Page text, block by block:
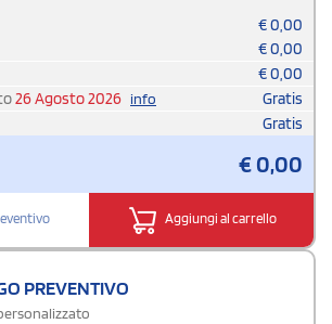
€0,00
€0,00
€0,00
26 Agosto 2026 info
Gratis
Gratis
€0,00
Aggiungi al carrello
PREVENTIVO